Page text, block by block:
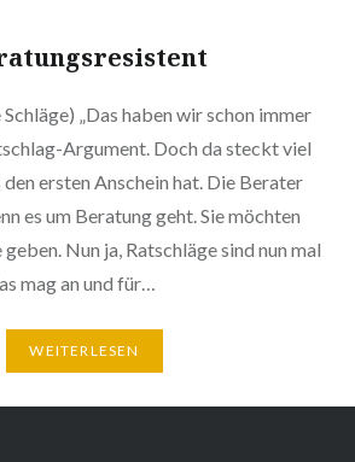
„Das haben wir schon immer
Argument. Doch da steckt viel
den ersten Anschein hat. Die Berater
es um Beratung geht. Sie möchten
Nun ja, Ratschläge sind nun mal
mag an und für…
WEITERLESEN